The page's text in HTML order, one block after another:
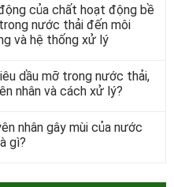
của chất hoạt động bề
nước thải đến môi
và hệ thống xử lý
dầu mỡ trong nước thải,
nhân và cách xử lý?
nhân gây mùi của nước
gì?